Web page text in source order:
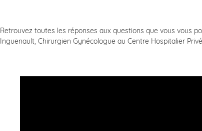
Retrouvez toutes les réponses aux questions que vous vous
Inguenault, Chirurgien Gynécologue au Centre Hospitalier